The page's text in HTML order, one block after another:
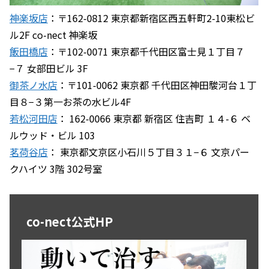
神楽坂店 ：〒162-0812 東京都新宿区西五軒町2-10東松ビ
ル2F co-nect 神楽坂
飯田橋店 ：〒102-0071 東京都千代田区富士見１丁目７
−７ 女部田ビル 3F
御茶ノ水店 ：〒101-0062 東京都 千代田区神田駿河台１丁
目８−３第一お茶の水ビル4F
若松河田店 ： 162-0066 東京都 新宿区 住吉町 １４-６ ベ
ルウッド・ビル 103
茗荷谷店 ： 東京都文京区小石川５丁目３１−６ 文京パー
クハイツ 3階 302号室
co-nect公式HP